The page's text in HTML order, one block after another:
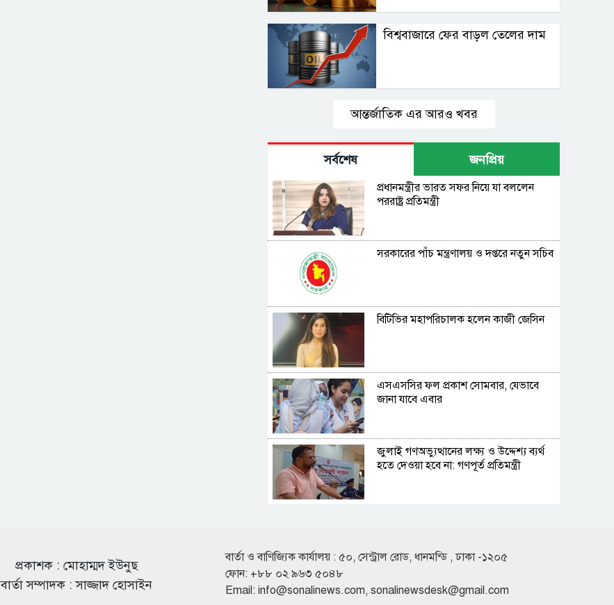
বিশ্ববাজারে ফের বাড়ল তেলের দাম
আন্তর্জাতিক এর আরও খবর
সর্বশেষ জনপ্রিয়
প্রধানমন্ত্রীর ভারত সফর নিয়ে যা বললেন
পররাষ্ট্র প্রতিমন্ত্রী
সরকারের পাঁচ মন্ত্রণালয় ও দপ্তরে নতুন সচিব
বিটিভির মহাপরিচালক হলেন কাজী জেসিন
এসএসসির ফল প্রকাশ সোমবার, যেভাবে
জানা যাবে এবার
জুলাই গণঅভ্যুত্থানের লক্ষ্য ও উদ্দেশ্য ব্যর্থ
হতে দেওয়া হবে না: গণপূর্ত প্রতিমন্ত্রী
রুশ পারমাণবিক আইসব্রেকারে উত্তর মেরু
অভিযানে বাংলাদেশী শিক্ষার্থী প্রত্যয়
প্রকাশক : মোহাম্মদ ইউনুছ
বার্তা সম্পাদক : সাজ্জাদ হোসাইন
বার্তা ও বাণিজ্যিক কার্যালয় : ৫০, সেন্ট্রাল রোড, ধানমন্ডি , ঢাকা -১২০৫
ফোন: +৮৮ ০২ ৯৬৩ ৫০৪৮
Email: info@sonalinews.com, sonalinewsdesk@gmail.com